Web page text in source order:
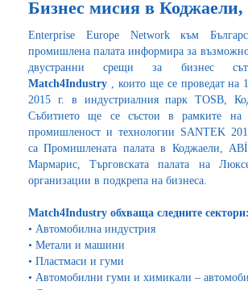
Бизнес мисия в
Enterprise Europe Network към
промишлена палата информира за
двустранни срещи за бизнес
Match4Industry , които ще се проведат на
2015 г. в индустриалния парк TOSB,
Събитието ще се състои в рамките на
промишленост и технологии SANTEK
са Промишлената палата в Коджаели,
Мармарис, Търговската палата на
организации в подкрепа на бизнеса.
Match4Industry обхваща следните сектори:
• Автомобилна индустрия
• Метали и машини
• Пластмаси и гуми
• Автомобилни гуми и химикали –